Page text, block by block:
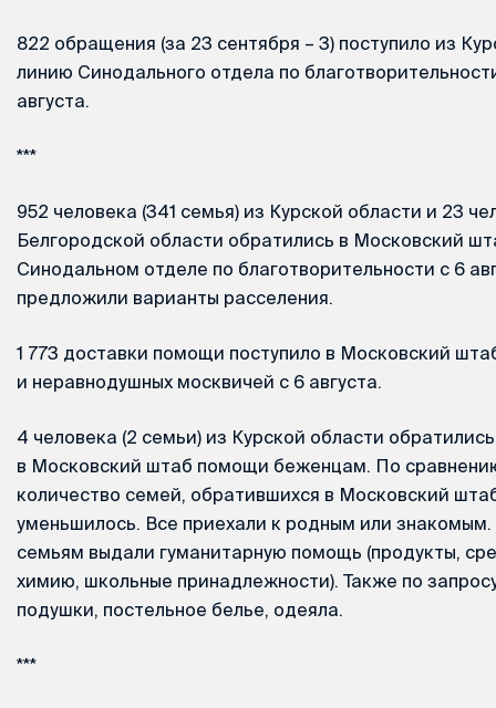
822 обращения (за 23 сентября – 3) поступило из
линию Синодального отдела по
августа.
***
952 человека (341 семья) из Курской области и 23
Белгородской области обратились в Московский
Синодальном отделе по благотворительности с 6
предложили варианты расселения.
1 773 доставки помощи поступило в Московский
и неравнодушных москвичей с 6 августа.
4 человека (2 семьи) из Курской области
в Московский штаб помощи беженцам. По
количество семей, обратившихся в Московский
уменьшилось. Все приехали к родным или
семьям выдали гуманитарную помощь (продукты,
химию, школьные принадлежности). Также по
подушки, постельное белье, одеяла.
***